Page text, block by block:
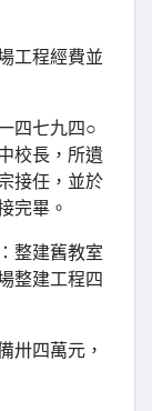
工程經費並
四七九四○
校長，所遺
接任，並於
完畢。
整建舊教室
整建工程四
卅四萬元，